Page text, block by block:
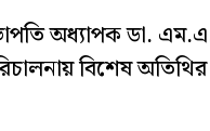
অধ্যাপক ডা.
বিশেষ